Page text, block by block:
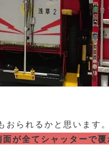
られるかと思います。
が全てシャッターで